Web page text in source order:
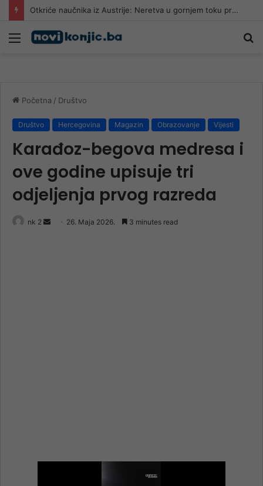
Otkriće naučnika iz Austrije: Neretva u gornjem toku promijenila boju, traži se nezavisna istraga
Meni
Početna / Društvo
Društvo Hercegovina Magazin Obrazovanje Vijesti
Karađoz-begova medresa i
ove godine upisuje tri
odjeljenja prvog razreda
nk 2
Send 26. Maja 2026. 3 minutes read